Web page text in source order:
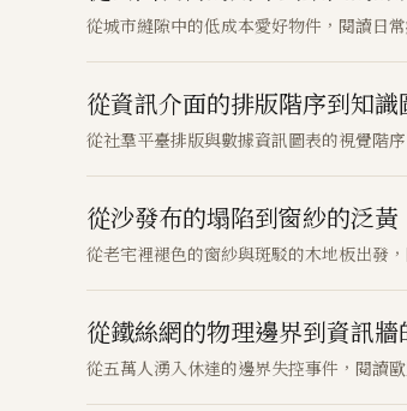
從城市縫隙中的低成本愛好物件，閱讀日
從資訊介面的排版階序到知
從社羣平臺排版與數據資訊圖表的視覺階
從沙發布的塌陷到窗紗的泛
從老宅裡褪色的窗紗與斑駁的木地板出發
從鐵絲網的物理邊界到資訊
從五萬人湧入休達的邊界失控事件，閱讀